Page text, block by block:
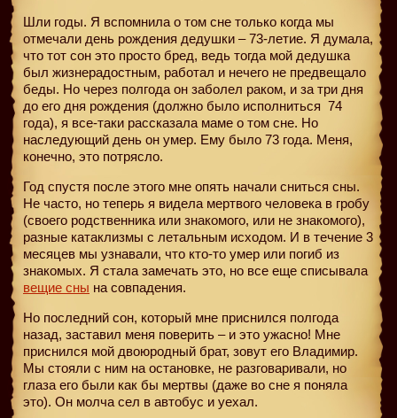
Шли годы. Я вспомнила о том сне только когда мы
отмечали день рождения дедушки – 73-летие. Я думала,
что тот сон это просто бред, ведь тогда мой дедушка
был жизнерадостным, работал и нечего не предвещало
беды. Но через полгода он заболел раком, и за три дня
до его дня рождения (должно было исполниться 74
года), я все-таки рассказала маме о том сне. Но
наследующий день он умер. Ему было 73 года. Меня,
конечно, это потрясло.
Год спустя после этого мне опять начали сниться сны.
Не часто, но теперь я видела мертвого человека в гробу
(своего родственника или знакомого, или не знакомого),
разные катаклизмы с летальным исходом. И в течение 3
месяцев мы узнавали, что кто-то умер или погиб из
знакомых. Я стала замечать это, но все еще списывала
вещие сны на совпадения.
Но последний сон, который мне приснился полгода
назад, заставил меня поверить – и это ужасно! Мне
приснился мой двоюродный брат, зовут его Владимир.
Мы стояли с ним на остановке, не разговаривали, но
глаза его были как бы мертвы (даже во сне я поняла
это). Он молча сел в автобус и уехал.